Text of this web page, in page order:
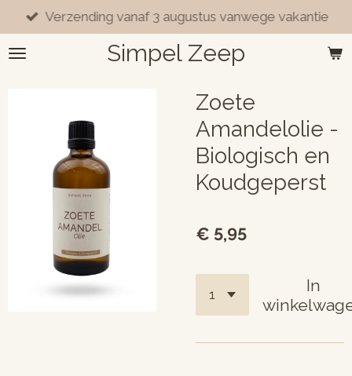
direct
naar
Simpel Zeep
Verzending vanaf 3 augustus vanwege vakantie
Zoete
Amandelolie -
Biologisch en
Koudgeperst
€ 5,95
In